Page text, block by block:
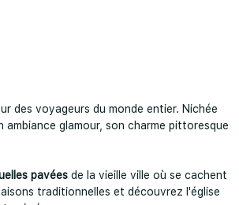
des voyageurs du monde entier. Nichée
glamour, son charme pittoresque
pavées de la vieille ville où se cachent
traditionnelles et découvrez l'église